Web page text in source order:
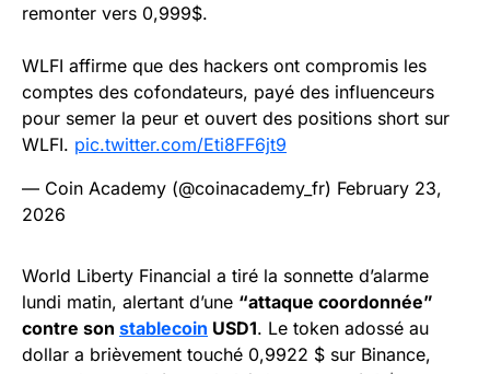
remonter vers 0,999$.
WLFI affirme que des hackers ont compromis les
comptes des cofondateurs, payé des influenceurs
pour semer la peur et ouvert des positions short sur
WLFI. pic.twitter.com/Eti8FF6jt9
— Coin Academy (@coinacademy_fr) February 23,
2026
World Liberty Financial a tiré la sonnette d’alarme
lundi matin, alertant d’une “attaque coordonnée”
contre son stablecoin USD1. Le token adossé au
dollar a brièvement touché 0,9922 $ sur Binance,